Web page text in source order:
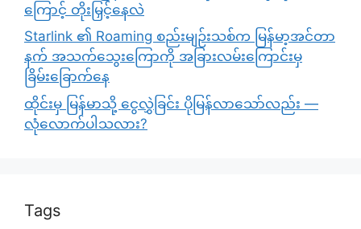
ကြောင့် တိုးမြှင့်နေလဲ
Starlink ၏ Roaming စည်းမျဉ်းသစ်က မြန်မာ့အင်တာ
နက် အသက်သွေးကြောကို အခြားလမ်းကြောင်းမှ
ခြိမ်းခြောက်နေ
ထိုင်းမှ မြန်မာသို့ ငွေလွှဲခြင်း ပိုမြန်လာသော်လည်း —
လုံလောက်ပါသလား?
Tags